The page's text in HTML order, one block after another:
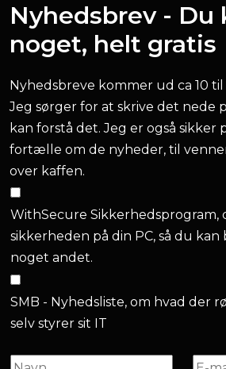
Nyhedsbrev -
noget, helt gratis
Nyhedsbreve kommer ud ca 10 til
Jeg sørger for at skrive det nede
kan forstå det. Jeg er også sikker
fortælle om de nyheder, til
over kaffen.
WithSecure Sikkerhedsprogram,
sikkerheden på din PC, så du
noget andet.
SMB - Nyhedsliste, om hvad der
selv styrer sit IT